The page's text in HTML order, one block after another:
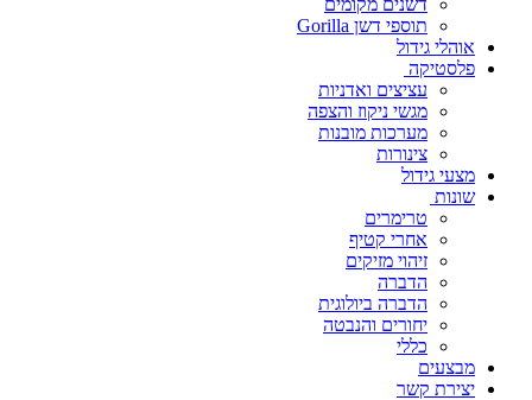
תוספי דשן Gorilla
אוהלי גידול
פלסטיקה
עציצים ואדניות
מגשי ניקוז והצפה
מערכות מובנות
צינורות
מצעי גידול
שונות
טרימרים
אחרי קטיף
זיהוי מזיקים
הדברה
הדברה ביולוגית
יחורים והנבטה
כללי
מבצעים
יצירת קשר